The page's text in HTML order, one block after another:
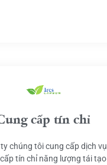
cấp tín chỉ
chúng tôi cung cấp dịch vụ
tín chỉ năng lượng tái tạo